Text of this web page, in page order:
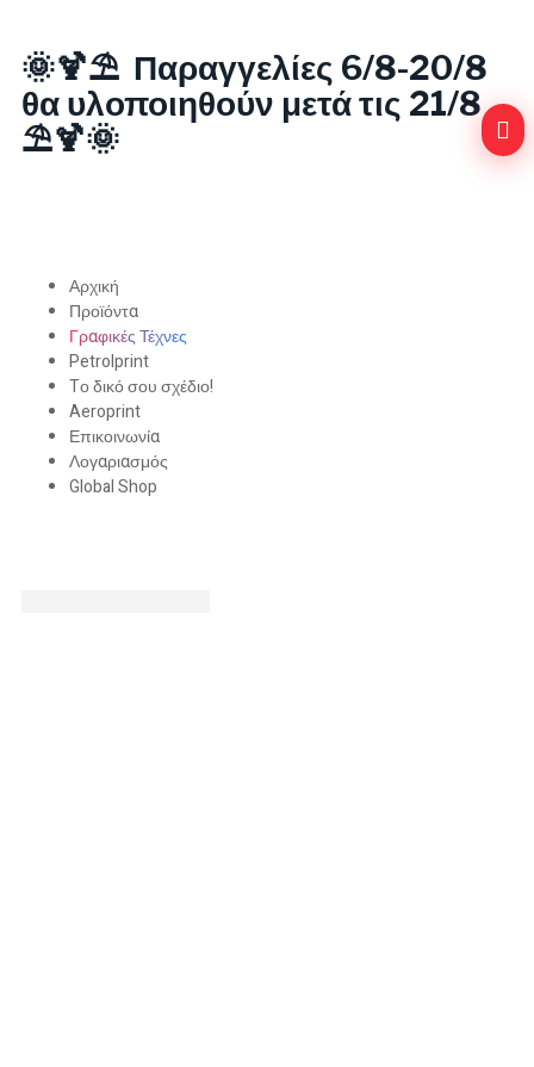
🌞🍹⛱️ Παραγγελίες 6/8-20/8
θα υλοποιηθούν μετά τις 21/8
⛱️🍹🌞
Αρχική
Προϊόντα
Γραφικές Τέχνες
Petrolprint
Tο δικό σου σχέδιο!
Aeroprint
Επικοινωνία
Λογαριασμός
Global Shop